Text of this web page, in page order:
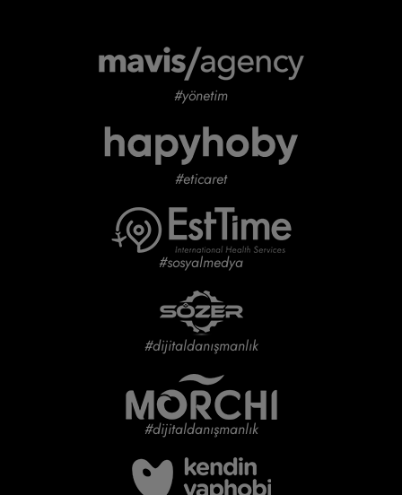
#yönetim
#eticaret
#sosyalmedya
#dijitaldanışmanlık
#dijitaldanışmanlık